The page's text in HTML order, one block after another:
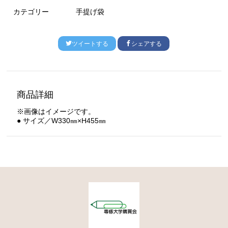
カテゴリー 手提げ袋
ツイートする シェアする
商品詳細
※画像はイメージです。
● サイズ／W330㎜×H455㎜